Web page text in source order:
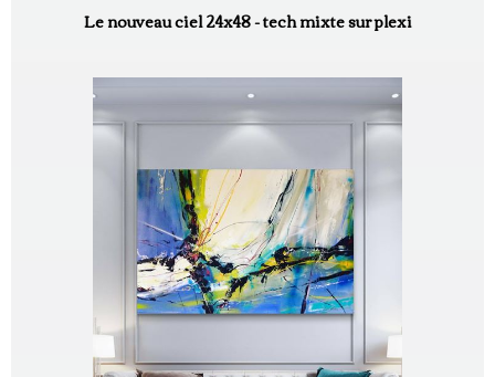
Le nouveau ciel 24x48 - tech mixte sur plexi